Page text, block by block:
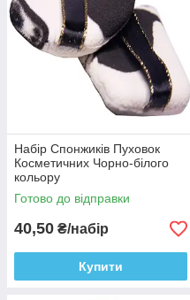
Набір Спонжиків Пуховок
Косметичних Чорно-білого
кольору
Готово до відправки
40,50 ₴/набір
Купити